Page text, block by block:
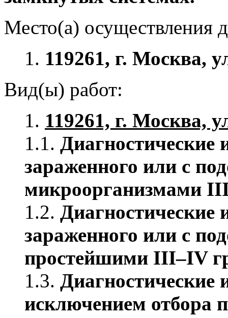
Место(а) осуществления
1. 119261, г. Москва,
Вид(ы) работ:
1. 119261, г. Москва,
1.1. Диагностические
зараженного или с
микроорганизмами
1.2. Диагностические
зараженного или с
простейшими III–IV
1.3. Диагностические
исключением отбора